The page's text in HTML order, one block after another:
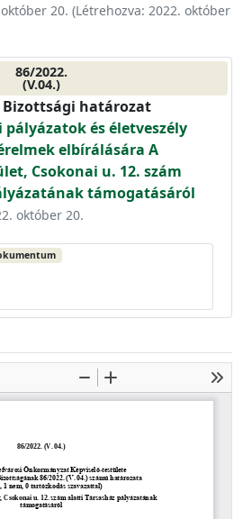
20. (Létrehozva: 2022. október
86/2022.
(V.04.)
határozat
pályázatok és életveszély
elbírálására A
Csokonai u. 12. szám
támogatásáról
október 20.